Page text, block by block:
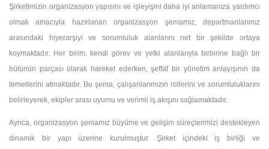
Şirketimizin organizasyon yapısını ve işleyişini daha iyi anlamanıza yardımcı
olmak amacıyla hazırlanan organizasyon şemamız, departmanlarımız
arasındaki hiyerarşiyi ve sorumluluk alanlarını net bir şekilde ortaya
koymaktadır. Her birim, kendi görev ve yetki alanlarıyla birbirine bağlı bir
bütünün parçası olarak hareket ederken, şeffaf bir yönetim anlayışının da
temellerini atmaktadır. Bu şema, çalışanlarımızın rollerini ve sorumluluklarını
belirleyerek, ekipler arası uyumu ve verimli iş akışını sağlamaktadır.
Ayrıca, organizasyon şemamız büyüme ve gelişim süreçlerimizi destekleyen
dinamik bir yapı üzerine kurulmuştur. Şirket içindeki iş birliği ve